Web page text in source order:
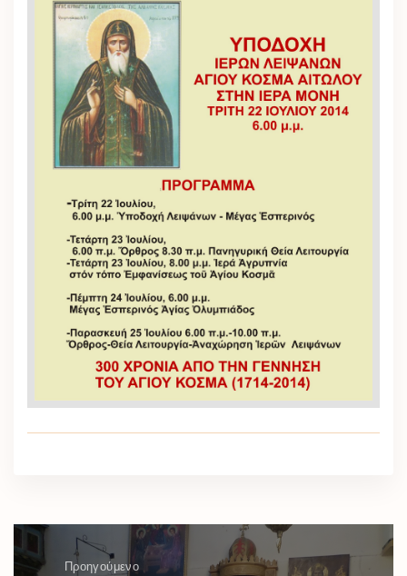
Προηγούμενο